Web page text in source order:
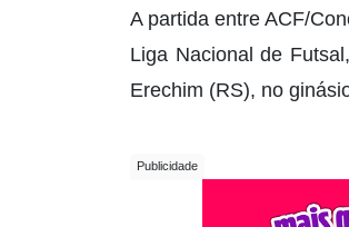
A partida entre ACF/
Liga Nacional de
Erechim (RS), no